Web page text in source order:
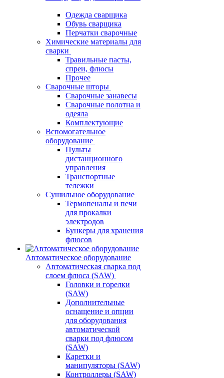
Одежда сварщика
Обувь сварщика
Перчатки сварочные
Химические материалы для
сварки
Травильные пасты,
спреи, флюсы
Прочее
Сварочные шторы
Сварочные занавесы
Сварочные полотна и
одеяла
Комплектующие
Вспомогательное
оборудование
Пульты
дистанционного
управления
Транспортные
тележки
Сушильное оборудование
Термопеналы и печи
для прокалки
электродов
Бункеры для хранения
флюсов
Автоматическое оборудование
Автоматическая сварка под
слоем флюса (SAW)
Головки и горелки
(SAW)
Дополнительные
оснащение и опции
для оборудования
автоматической
сварки под флюсом
(SAW)
Каретки и
манипуляторы (SAW)
Контроллеры (SAW)